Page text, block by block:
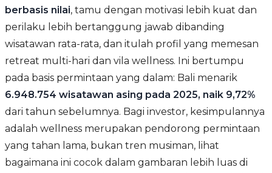
berbasis nilai, tamu dengan motivasi lebih kuat dan
perilaku lebih bertanggung jawab dibanding
wisatawan rata-rata, dan itulah profil yang memesan
retreat multi-hari dan vila wellness. Ini bertumpu
pada basis permintaan yang dalam: Bali menarik
6.948.754 wisatawan asing pada 2025, naik 9,72%
dari tahun sebelumnya. Bagi investor, kesimpulannya
adalah wellness merupakan pendorong permintaan
yang tahan lama, bukan tren musiman, lihat
bagaimana ini cocok dalam gambaran lebih luas di